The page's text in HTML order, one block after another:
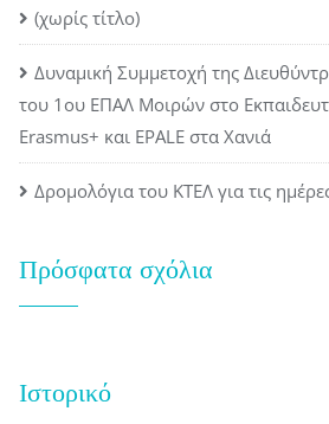
(χωρίς τίτλο)
Δυναμική Συμμετοχή της
του 1ου ΕΠΑΛ Μοιρών στο
Erasmus+ και EPALE στα Χανιά
Δρομολόγια του ΚΤΕΛ για τις
Πρόσφατα σχόλια
Ιστορικό